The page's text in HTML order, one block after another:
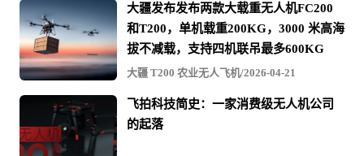
大疆发布发布两款大载重无人机FC200
和T200，单机载重200KG，3000 米高海
拔不减载，支持四机联吊最多600KG
大疆 T200 农业无人飞机/2026-04-21
飞拍科技简史：一家消费级无人机公司
的起落